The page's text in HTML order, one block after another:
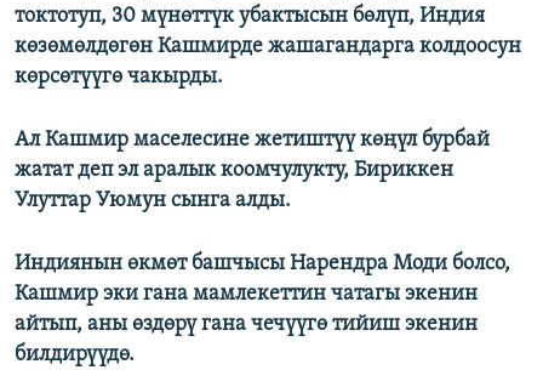
токтотуп, 30 мүнөттүк убактысын бөлүп, Индия
көзөмөлдөгөн Кашмирде жашагандарга колдоосун
көрсөтүүгө чакырды.
Ал Кашмир маселесине жетиштүү көңүл бурбай
жатат деп эл аралык коомчулукту, Бириккен
Улуттар Уюмун сынга алды.
Индиянын өкмөт башчысы Нарендра Моди болсо,
Кашмир эки гана мамлекеттин чатагы экенин
айтып, аны өздөрү гана чечүүгө тийиш экенин
билдирүүдө.